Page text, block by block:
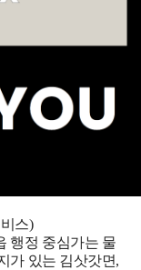
스)
행정 중심가는 물
가 있는 김삿갓면,